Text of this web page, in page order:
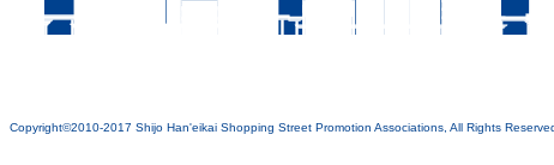
Copyright©2010-2017 Shijo Han'eikai Shopping Street Promotion Associations, All Rights